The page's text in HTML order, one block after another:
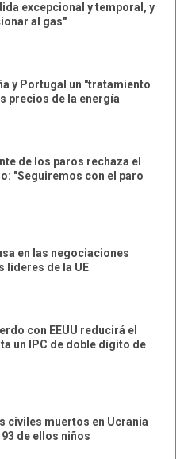
excepcional y temporal, y
al gas"
y Portugal un "tratamiento
precios de la energía
de los paros rechaza el
"Seguiremos con el paro
en las negociaciones
líderes de la UE
con EEUU reducirá el
un IPC de doble dígito de
civiles muertos en Ucrania
de ellos niños